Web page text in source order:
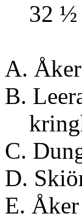
32 ½
A.
B.
C.
D.
E.